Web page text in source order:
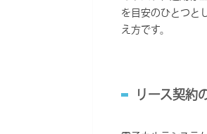
を目安のひとつと
え方です。
リース契約